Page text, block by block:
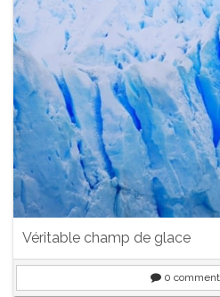
Véritable champ de glace
0